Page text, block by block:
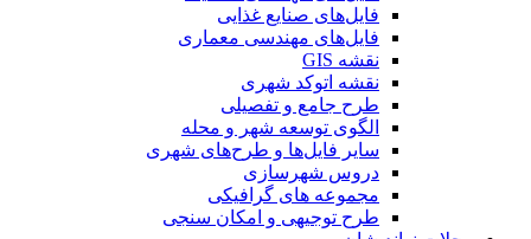
فایل‌های صنایع غذایی
فایل‌های مهندسی معماری
نقشه GIS
نقشه اتوکد شهری
طرح جامع و تفصیلی
الگوی توسعه شهر و محله
سایر فایل‌ها و طرح‌های شهری
دروس شهرسازی
مجموعه های گرافیکی
طرح توجیهی و امکان سنجی